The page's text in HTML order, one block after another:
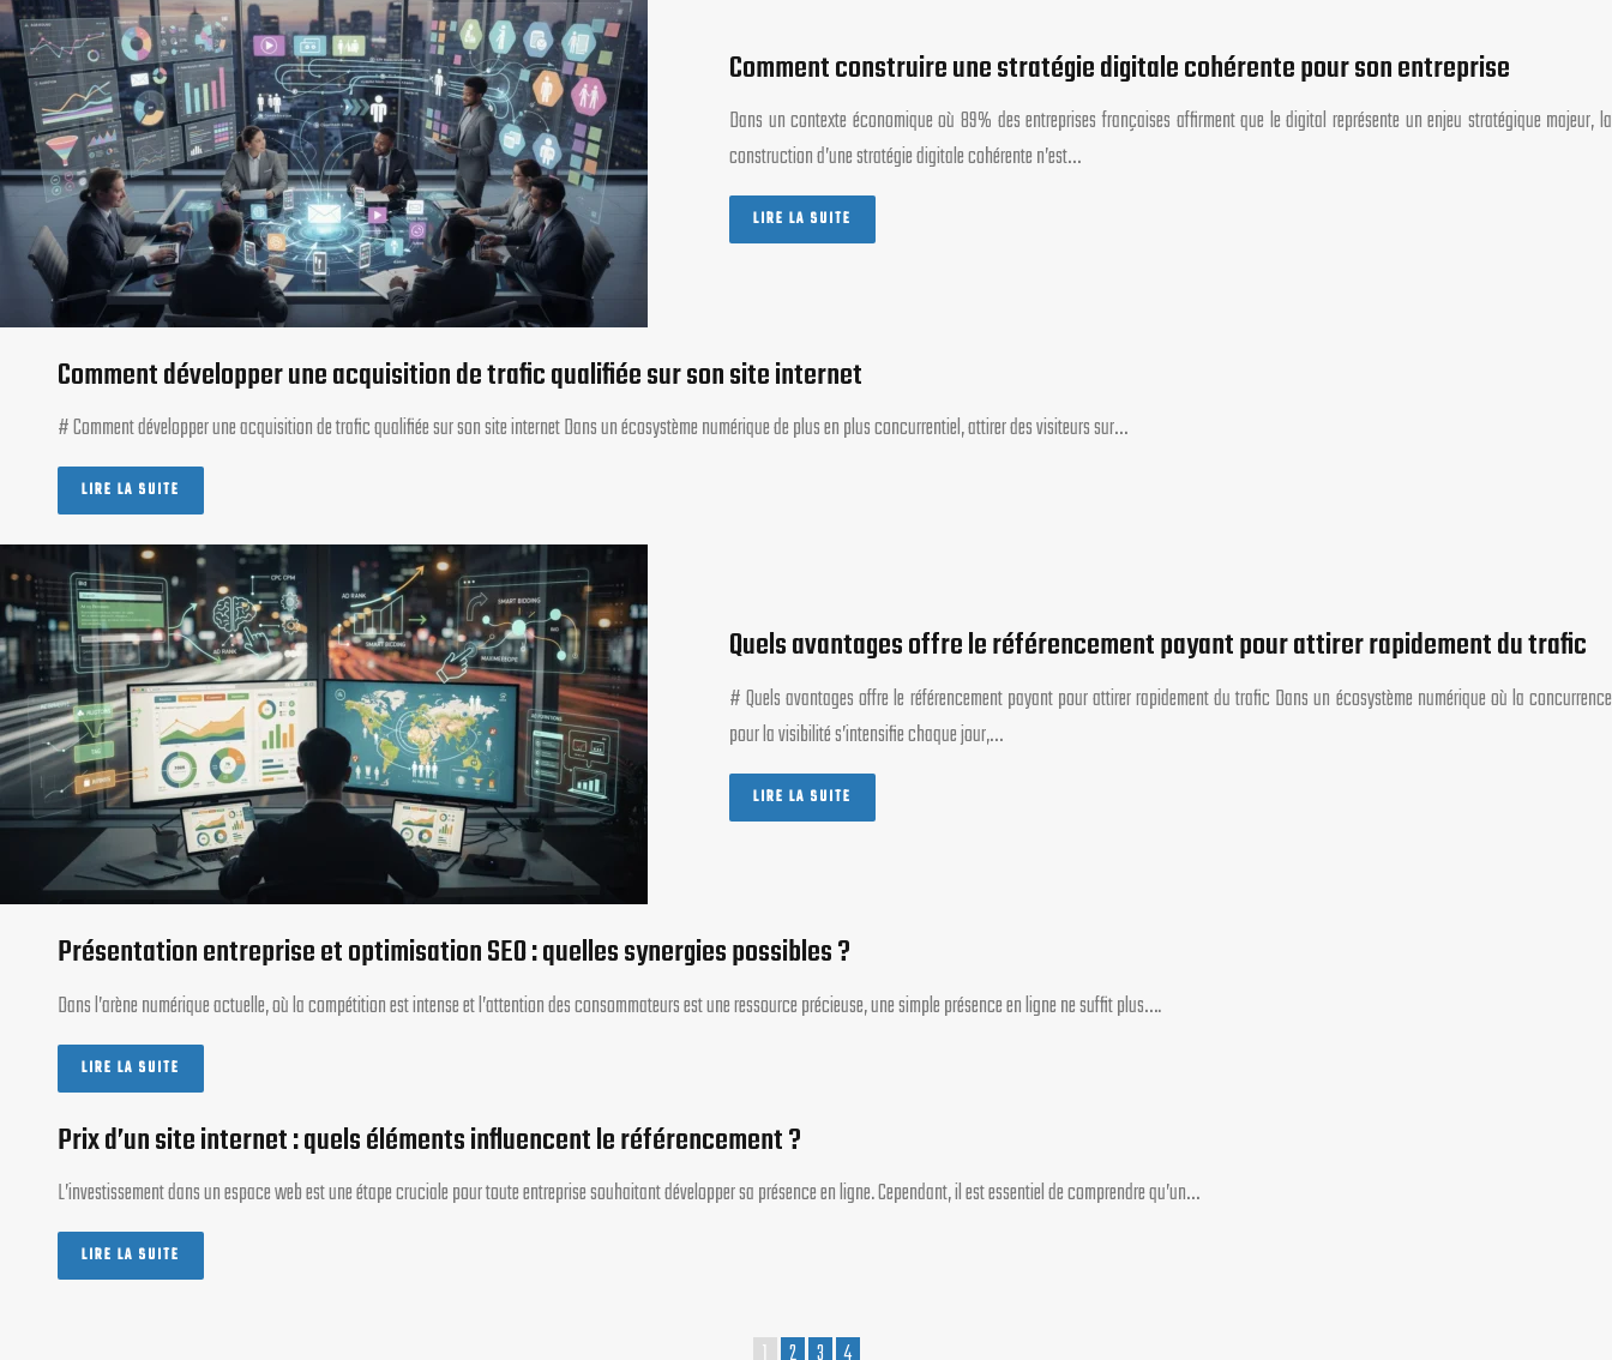
Comment construire une stratégie digitale cohérente pour son entreprise
Dans un contexte économique où 89% des entreprises françaises affirment que le digital représente un enjeu stratégique majeur, la
construction d’une stratégie digitale cohérente n’est…
LIRE LA SUITE
Comment développer une acquisition de trafic qualifiée sur son site internet
# Comment développer une acquisition de trafic qualifiée sur son site internet Dans un écosystème numérique de plus en plus concurrentiel, attirer des visiteurs sur…
LIRE LA SUITE
Quels avantages offre le référencement payant pour attirer rapidement du trafic
# Quels avantages offre le référencement payant pour attirer rapidement du trafic Dans un écosystème numérique où la concurrence
pour la visibilité s’intensifie chaque jour,…
LIRE LA SUITE
Présentation entreprise et optimisation SEO : quelles synergies possibles ?
Dans l’arène numérique actuelle, où la compétition est intense et l’attention des consommateurs est une ressource précieuse, une simple présence en ligne ne suffit plus….
LIRE LA SUITE
Prix d’un site internet : quels éléments influencent le référencement ?
L’investissement dans un espace web est une étape cruciale pour toute entreprise souhaitant développer sa présence en ligne. Cependant, il est essentiel de comprendre qu’un…
LIRE LA SUITE